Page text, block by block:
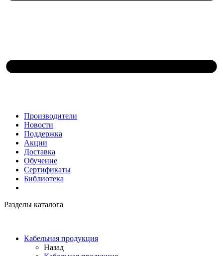
Производители
Новости
Поддержка
Акции
Доставка
Обучение
Сертификаты
Библиотека
Разделы каталога
Кабельная продукция
Назад